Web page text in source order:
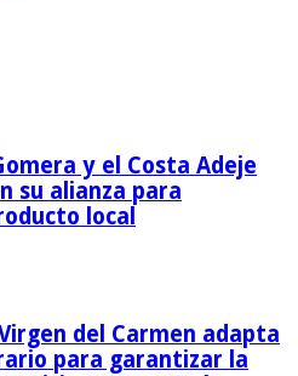
y el Costa Adeje
su alianza para
local
del Carmen adapta
para garantizar la